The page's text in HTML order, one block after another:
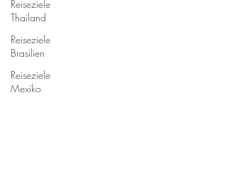
Reiseziele
Thailand
Reiseziele
Brasilien
Reiseziele
Mexiko